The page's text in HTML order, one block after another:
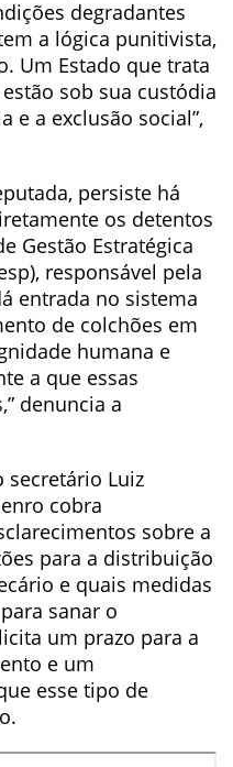
degradantes
a lógica punitivista,
Um Estado que trata
sob sua custódia
e a exclusão social”,
persiste há
os detentos
Gestão Estratégica
responsável pela
entrada no sistema
de colchões em
humana e
a que essas
denuncia a
secretário Luiz
cobra
sobre a
para a distribuição
e quais medidas
sanar o
um prazo para a
e um
esse tipo de